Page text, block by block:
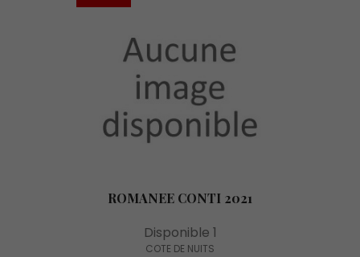
ROMANEE CONTI 2021
Disponible 1
COTE DE NUITS